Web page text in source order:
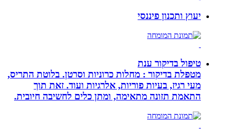
יעוץ ותכנון פיננסי
טיפול בדיקור ענת
מטפלת בדיקור : מחלות כרוניות וסרטן. בלוטת התריס,
מעי רגיז, בעיות פוריות, אלרגיות ועוד. זאת תוך
התאמת תזונה מתאימה, ומתן כלים לחשיבה חיובית.